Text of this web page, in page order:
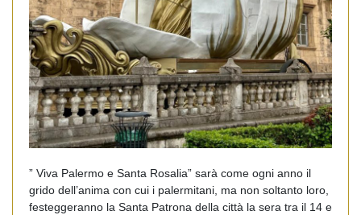
” Viva Palermo e Santa Rosalia” sarà come ogni anno il
grido dell’anima con cui i palermitani, ma non soltanto loro,
festeggeranno la Santa Patrona della città la sera tra il 14 e